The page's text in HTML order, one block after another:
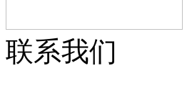
联系我们